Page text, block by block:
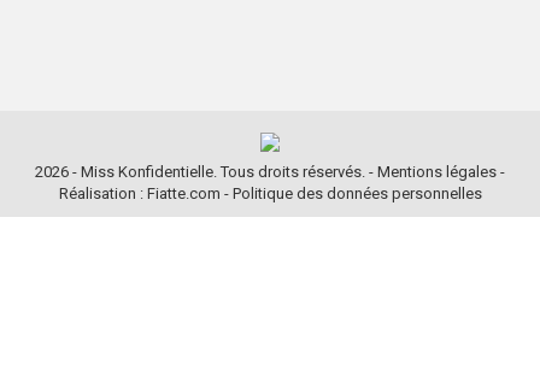
2026 - Miss Konfidentielle. Tous droits réservés. - Mentions légales -
Réalisation : Fiatte.com - Politique des données personnelles